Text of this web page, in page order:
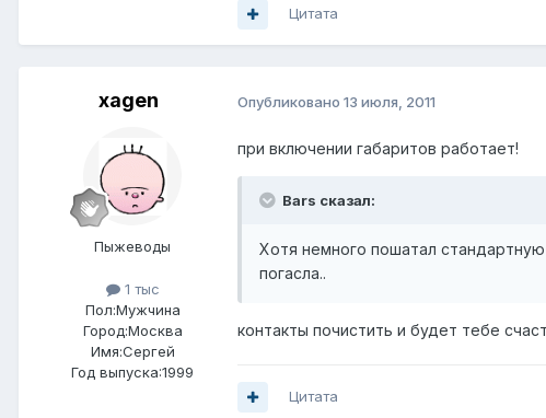
Цитата
xagen
Пыжеводы
1 тыс
Пол:Мужчина
Город:Москва
Имя:Сергей
Год выпуска:1999
Опубликовано 13 июля, 2011
при включении габаритов работает!
Bars сказал:
Хотя немного пошатал
погасла..
контакты почистить и будет тебе
Цитата